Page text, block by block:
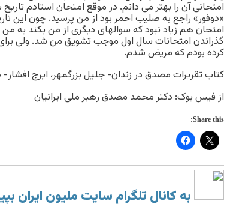
امتحانی آن را بهتر می دانم. در موقع امتحان استادم
«دوفور» راجع به صلیب احمر بود از من پرسید. چون این
امتحان هم زیاد نبود که سوالهای دیگری از من بکند به
کرده بودم که مریض شدم.
کتاب تقریرات مصدق در زندان- جلیل بزرگمهر، ایرج افشار- ص
از فیس بوک: دکتر محمد مصدق رهبر ملی ایرانیان
Share this:
به کانال تلگرام سایت ملیون ایران